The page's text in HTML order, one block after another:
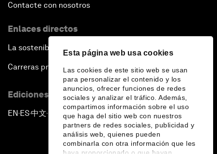
Esta página web usa cookies
Las cookies de este sitio web se usan
para personalizar el contenido y los
anuncios, ofrecer funciones de redes
sociales y analizar el tráfico. Además,
compartimos información sobre el uso
que haga del sitio web con nuestros
partners de redes sociales, publicidad y
análisis web, quienes pueden
combinarla con otra información que les
Contacte con nosotros
Enlaces directos
La sostenibilidad en el Foro
Carreras profesionales
Ediciones en otros idiomas
EN ▪ES▪中文▪ 日本語